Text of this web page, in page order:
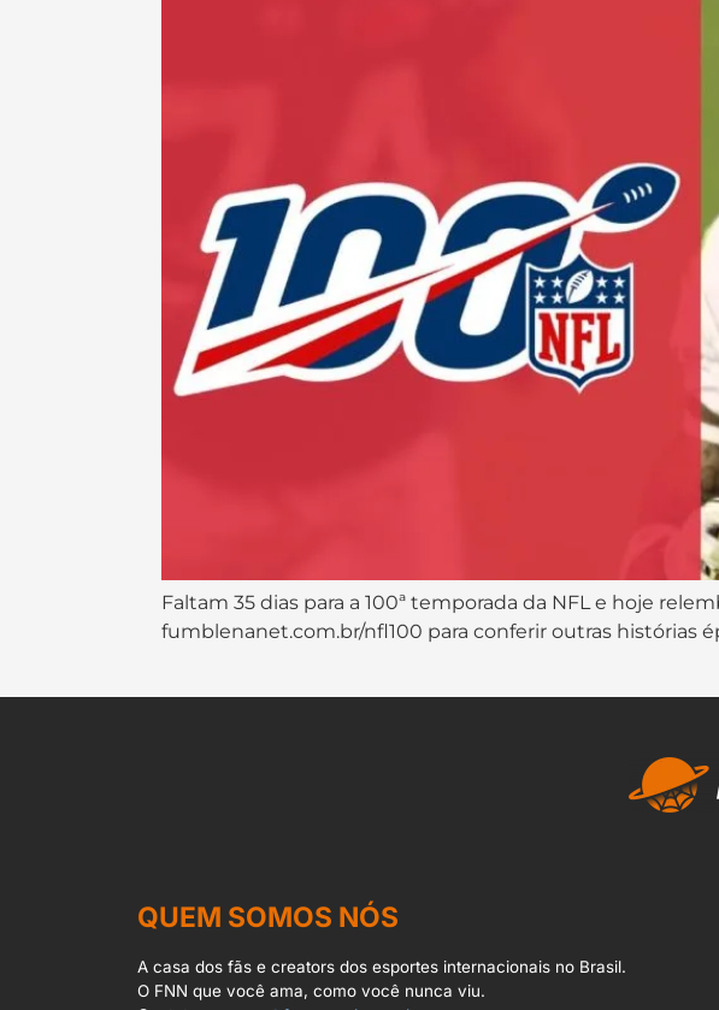
Faltam 35 dias para a 100ª temporada da NFL e hoje
fumblenanet.com.br/nfl100 para conferir outras histórias
QUEM SOMOS NÓS
A casa dos fãs e creators dos esportes internacionais no Brasil.
O FNN que você ama, como você nunca viu.